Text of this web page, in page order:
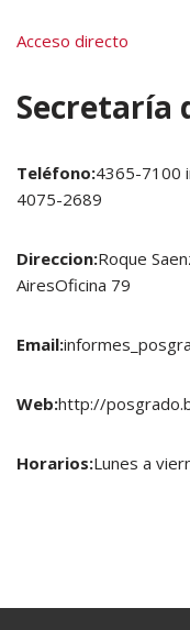
Acceso directo
Secretaría
Teléfono:4365-7100
4075-2689
Direccion:Roque
AiresOficina 79
Email:
Web:http://
Horarios:Lunes a